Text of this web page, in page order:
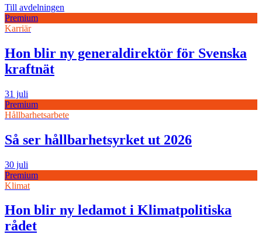
Till avdelningen
Premium
Karriär
Hon blir ny generaldirektör för Svenska
kraftnät
31 juli
Premium
Hållbarhetsarbete
Så ser hållbarhetsyrket ut 2026
30 juli
Premium
Klimat
Hon blir ny ledamot i Klimatpolitiska
rådet